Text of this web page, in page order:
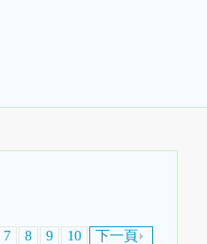
7 8 9 10 下一頁